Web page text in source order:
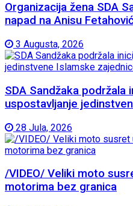
Organizacija žena SDA
napad na Anisu
3 Augusta, 2026
SDA Sandžaka podržala
uspostavljanje
28 Jula, 2026
/VIDEO/ Veliki moto
motorima bez granica